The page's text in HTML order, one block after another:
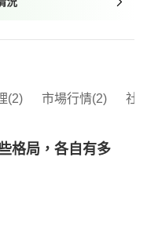
(2) 市場行情(2) 社
格局，各自有多